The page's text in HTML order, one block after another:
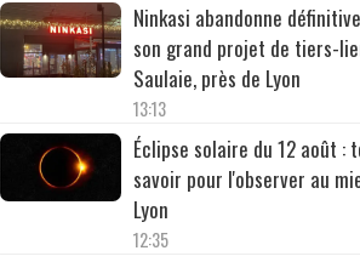
Ninkasi abandonne
son grand projet de tiers-
Saulaie, près de Lyon
13:13
Éclipse solaire du 12 août :
savoir pour l'observer au
Lyon
12:35